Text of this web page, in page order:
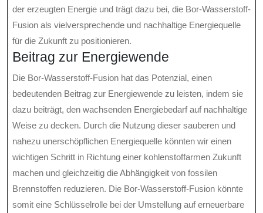
der erzeugten Energie und trägt dazu bei, die Bor-Wasserstoff-
Fusion als vielversprechende und nachhaltige Energiequelle
für die Zukunft zu positionieren.
Beitrag zur Energiewende
Die Bor-Wasserstoff-Fusion hat das Potenzial, einen
bedeutenden Beitrag zur Energiewende zu leisten, indem sie
dazu beiträgt, den wachsenden Energiebedarf auf nachhaltige
Weise zu decken. Durch die Nutzung dieser sauberen und
nahezu unerschöpflichen Energiequelle könnten wir einen
wichtigen Schritt in Richtung einer kohlenstoffarmen Zukunft
machen und gleichzeitig die Abhängigkeit von fossilen
Brennstoffen reduzieren. Die Bor-Wasserstoff-Fusion könnte
somit eine Schlüsselrolle bei der Umstellung auf erneuerbare